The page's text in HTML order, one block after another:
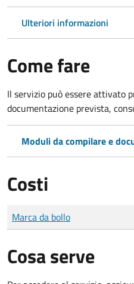
Ulteriori informazioni
Come fare
Il servizio può essere attivato
documentazione prevista,
Moduli da compilare e
Costi
Tipo di pagamento
Importo
Marca da bollo
Cosa serve